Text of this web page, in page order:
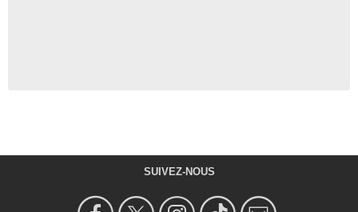
SUIVEZ-NOUS